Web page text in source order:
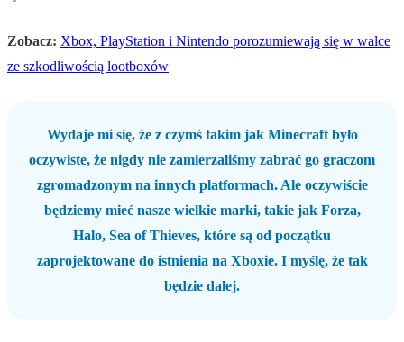
Zobacz: Xbox, PlayStation i Nintendo porozumiewają się w walce
ze szkodliwością lootboxów
Wydaje mi się, że z czymś takim jak Minecraft było
oczywiste, że nigdy nie zamierzaliśmy zabrać go graczom
zgromadzonym na innych platformach. Ale oczywiście
będziemy mieć nasze wielkie marki, takie jak Forza,
Halo, Sea of Thieves, które są od początku
zaprojektowane do istnienia na Xboxie. I myślę, że tak
będzie dalej.